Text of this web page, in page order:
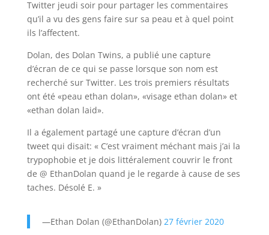
Twitter jeudi soir pour partager les commentaires
qu’il a vu des gens faire sur sa peau et à quel point
ils l’affectent.
Dolan, des Dolan Twins, a publié une capture
d’écran de ce qui se passe lorsque son nom est
recherché sur Twitter. Les trois premiers résultats
ont été «peau ethan dolan», «visage ethan dolan» et
«ethan dolan laid».
Il a également partagé une capture d’écran d’un
tweet qui disait: « C’est vraiment méchant mais j’ai la
trypophobie et je dois littéralement couvrir le front
de @ EthanDolan quand je le regarde à cause de ses
taches. Désolé E. »
—Ethan Dolan (@EthanDolan) 27 février 2020